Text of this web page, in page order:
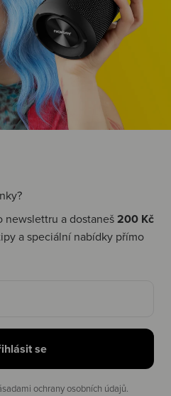
newslettru a dostaneš200 Kč
a speciální nabídky přímo
se
ochrany osobních údajů.